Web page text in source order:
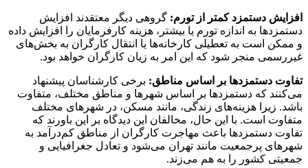
افزایش دستمزد کمتر از تورم: گروهی دیگر معتقدند افزایش
دستمزدها به اندازه تورم یا بیشتر، هزینه کارفرمایان را افزایش داده
و ممکن است به تعطیلی کارخانه‌ها یا انتقال کارگران به بخش‌های
غیررسمی منجر شود که این امر به زیان کارگران خواهد بود.
تفاوت دستمزدها بر اساس مناطق: برخی کارشناسان پیشنهاد
می‌کنند که دستمزدها بر اساس شهرها و مناطق مختلف، متفاوت
باشد. زیرا هزینه‌های زندگی، مانند مسکن، در شهرهای مختلف
متفاوت است. با این حال، مخالفان این دیدگاه بر این باورند که
تفاوت دستمزدها باعث مهاجرت کارگران از مناطق کم‌درآمد به
شهرهای پرجمعیت مانند تهران می‌شود و تعادل جغرافیایی و
جمعیتی کشور را به هم می‌زند.